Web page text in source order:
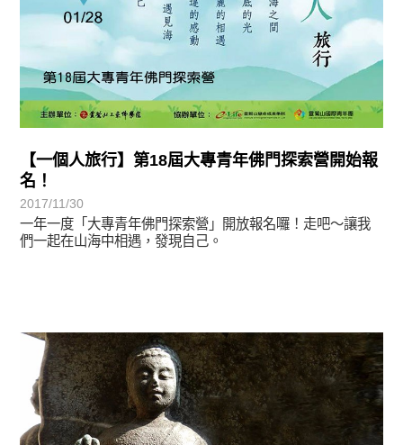
【一個人旅行】第18屆大專青年佛門探索營開始報
名！
2017/11/30
一年一度「大專青年佛門探索營」開放報名囉！走吧～讓我
們一起在山海中相遇，發現自己。
學習分享